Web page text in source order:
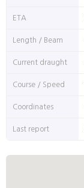
ETA
Length / Beam
Current draught
Course / Speed
Coordinates
Last report